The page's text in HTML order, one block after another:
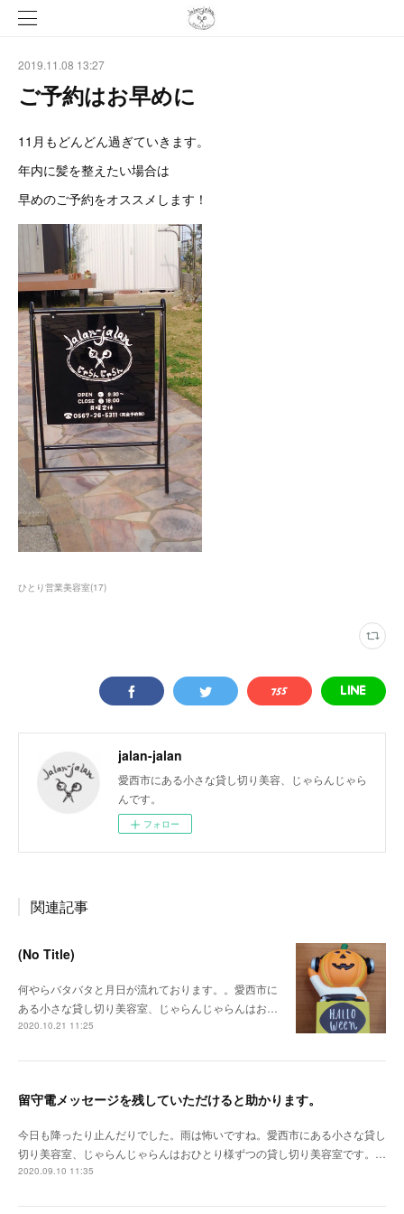
2019.11.08 13:27
ご予約はお早めに
11月もどんどん過ぎていきます。
年内に髪を整えたい場合は
早めのご予約をオススメします！
ひとり営業美容室(17)
jalan-jalan
愛西市にある小さな貸し切り美容、じゃらんじゃら
んです。
フォロー
関連記事
(No Title)
何やらバタバタと月日が流れております。。愛西市に
ある小さな貸し切り美容室、じゃらんじゃらんはお…
2020.10.21 11:25
留守電メッセージを残していただけると助かります。
今日も降ったり止んだりでした。雨は怖いですね。愛西市にある小さな貸し
切り美容室、じゃらんじゃらんはおひとり様ずつの貸し切り美容室です。…
2020.09.10 11:35